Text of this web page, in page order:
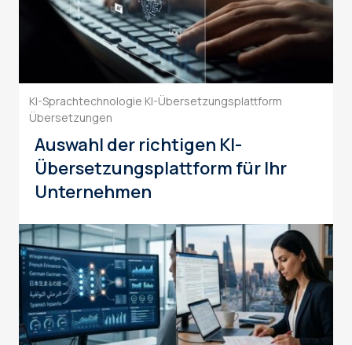
KI-Sprachtechnologie KI-Übersetzungsplattform
Übersetzungen
Auswahl der richtigen KI-
Übersetzungsplattform für Ihr
Unternehmen